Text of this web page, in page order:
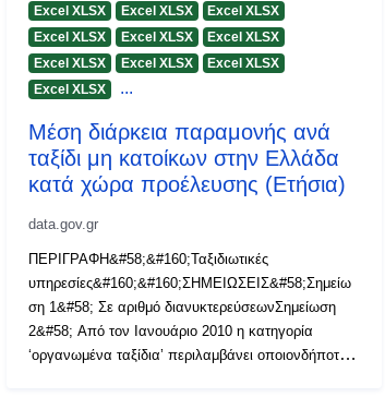
Excel XLSX Excel XLSX
Excel XLSX
Excel XLSX
Excel XLSX
Excel XLSX
Excel XLSX
Excel XLSX
Excel XLSX
Excel XLSX
...
Μέση διάρκεια παραμονής ανά
ταξίδι μη κατοίκων στην Ελλάδα
κατά χώρα προέλευσης (Ετήσια)
data.gov.gr
ΠΕΡΙΓΡΑΦΗ&#58;&#160;Ταξιδιωτικές
υπηρεσίες&#160;&#160;ΣΗΜΕΙΩΣΕΙΣ&#58;Σημείω
ση 1&#58; Σε αριθμό διανυκτερεύσεωνΣημείωση
2&#58; Από τον Ιανουάριο 2010 η κατηγορία
‘οργανωμένα ταξίδια’ περιλαμβάνει οποιονδήποτε